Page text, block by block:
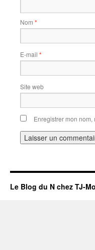
Nom *
E-mail *
Site web
Enregistrer mon
Le Blog du N chez TJ-